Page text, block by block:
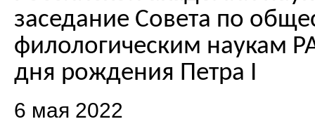
заседание Совета по
филологическим наукам
дня рождения Петра I
6 мая 2022